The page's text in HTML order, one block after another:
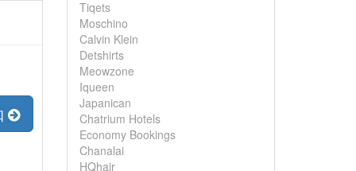
Tiqets
Moschino
Calvin Klein
Detshirts
Meowzone
Iqueen
Japanican
Chatrium Hotels
Economy Bookings
Chanalai
HQhair